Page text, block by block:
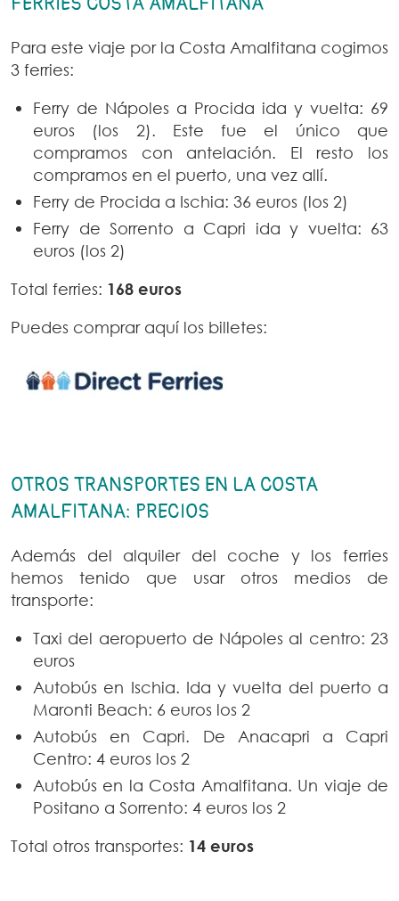
Para este viaje por la Costa Amalfitana cogimos
3 ferries:
Ferry de Nápoles a Procida ida y vuelta: 69
euros (los 2). Este fue el único que
compramos con antelación. El resto los
compramos en el puerto, una vez allí.
Ferry de Procida a Ischia: 36 euros (los 2)
Ferry de Sorrento a Capri ida y vuelta: 63
euros (los 2)
Total ferries: 168 euros
Puedes comprar aquí los billetes:
OTROS TRANSPORTES EN LA COSTA
AMALFITANA: PRECIOS
Además del alquiler del coche y los ferries
hemos tenido que usar otros medios de
transporte:
Taxi del aeropuerto de Nápoles al centro: 23
euros
Autobús en Ischia. Ida y vuelta del puerto a
Maronti Beach: 6 euros los 2
Autobús en Capri. De Anacapri a Capri
Centro: 4 euros los 2
Autobús en la Costa Amalfitana. Un viaje de
Positano a Sorrento: 4 euros los 2
Total otros transportes: 14 euros